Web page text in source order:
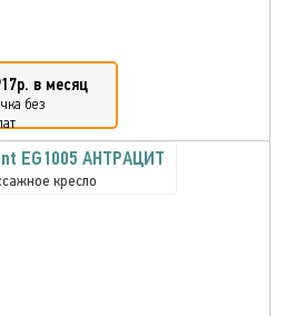
в месяц
без
EG1005 АНТРАЦИТ
кресло